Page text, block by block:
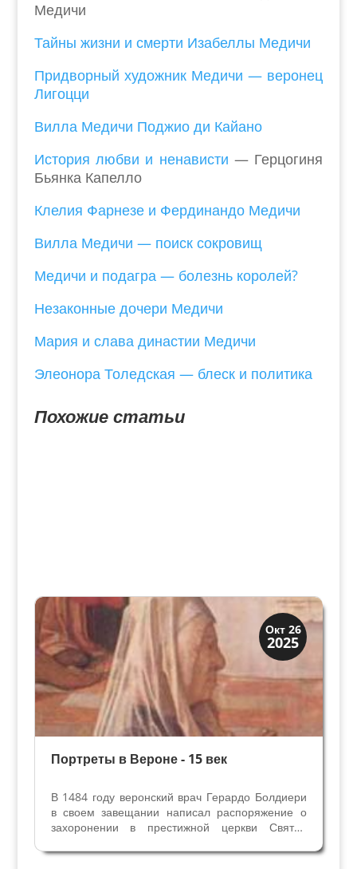
Медичи
Тайны жизни и смерти Изабеллы Медичи
Придворный художник Медичи — веронец
Лигоцци
Вилла Медичи Поджио ди Кайано
История любви и ненависти — Герцогиня
Бьянка Капелло
Клелия Фарнезе и Фердинандо Медичи
Вилла Медичи — поиск сокровищ
Медичи и подагра — болезнь королей?
Незаконные дочери Медичи
Мария и слава династии Медичи
Элеонора Толедская — блеск и политика
Похожие статьи
Окт 26
2025
Верона
Веронцы
Портреты в Вероне - 15 век
В 1484 году веронский врач Герардо Болдиери
в своем завещании написал распоряжение о
захоронении в престижной церкви Святой
веронцев, дошедших до наших дней, но оно